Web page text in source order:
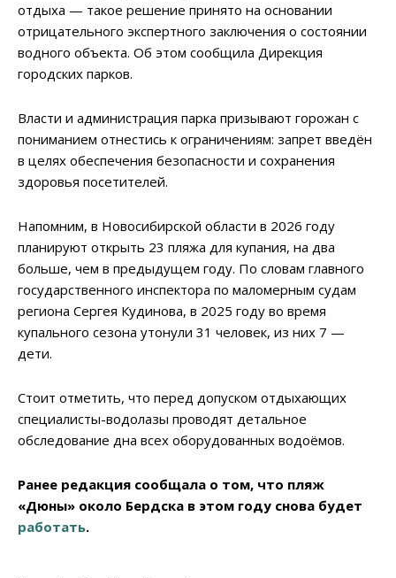
отдыха — такое решение принято на основании
отрицательного экспертного заключения о состоянии
водного объекта. Об этом сообщила Дирекция
городских парков.
Власти и администрация парка призывают горожан с
пониманием отнестись к ограничениям: запрет введён
в целях обеспечения безопасности и сохранения
здоровья посетителей.
Напомним, в Новосибирской области в 2026 году
планируют открыть 23 пляжа для купания, на два
больше, чем в предыдущем году. По словам главного
государственного инспектора по маломерным судам
региона Сергея Кудинова, в 2025 году во время
купального сезона утонули 31 человек, из них 7 —
дети.
Стоит отметить, что перед допуском отдыхающих
специалисты-водолазы проводят детальное
обследование дна всех оборудованных водоёмов.
Ранее редакция сообщала о том, что пляж
«Дюны» около Бердска в этом году снова будет
работать.